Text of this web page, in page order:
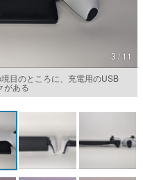
3 / 11
目のところに、充電用のUSB
がある